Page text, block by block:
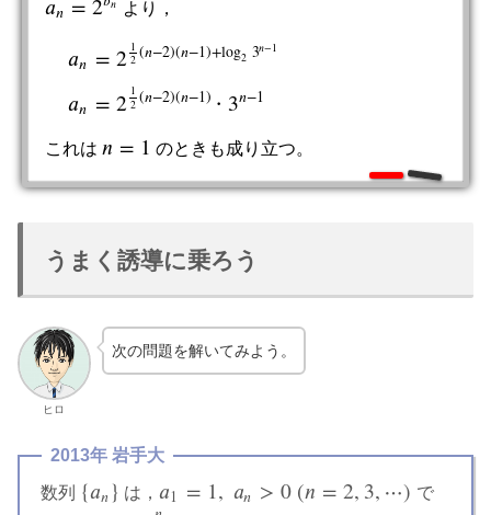
𝑎𝑛 = 2 𝑛
an =2bn より，
𝑎𝑛 = 2 1
2 (𝑛−2)(𝑛−1)+log2 3𝑛−1
𝑎𝑛 = 2 1
2 (𝑛−2)(𝑛−1) ∙ 3𝑛−1
これは 𝑛 = 1
n =1 のときも成り立つ。
うまく誘導に乗ろう
ヒロ
次の問題を解いてみよう。
2013年 岩手大
数列 {𝑎𝑛 }
{ an} は，𝑎1 = 1,
a1 =1, 𝑎𝑛 > 0 (𝑛 = 2, 3, ⋯)
an >0 (n =2, 3,⋯) で